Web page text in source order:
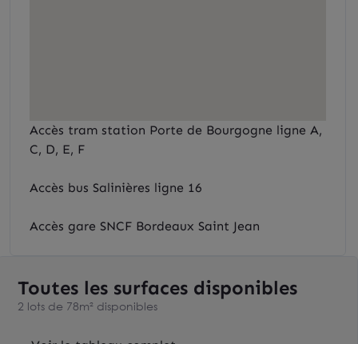
Accès tram station Porte de Bourgogne ligne A,
C, D, E, F
Accès bus Salinières ligne 16
Accès gare SNCF Bordeaux Saint Jean
Toutes les surfaces disponibles
2 lots de 78m² disponibles